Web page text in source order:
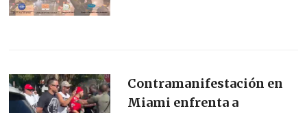
Contramanifestación en
Miami enfrenta a